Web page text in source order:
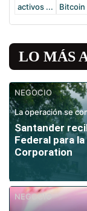
activos ...
Bitcoin
LO MÁS
NEGOCIO
La operación se
Santander
Federal para
Corporation
NEGOCIO